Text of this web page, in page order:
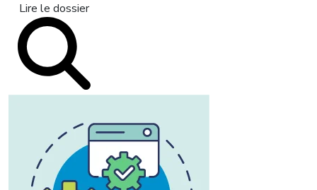
Lire le dossier